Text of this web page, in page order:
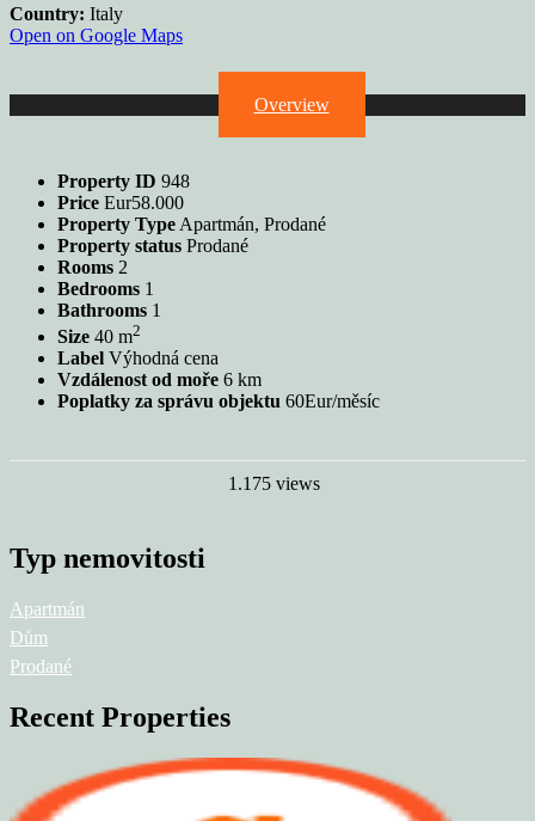
Country: Italy
Open on Google Maps
Overview
Property ID 948
Price Eur58.000
Property Type Apartmán, Prodané
Property status Prodané
Rooms 2
Bedrooms 1
Bathrooms 1
Size 40 m2
Label Výhodná cena
Vzdálenost od moře 6 km
Poplatky za správu objektu 60Eur/měsíc
1.175 views
Typ nemovitosti
Apartmán
Dům
Prodané
Recent Properties